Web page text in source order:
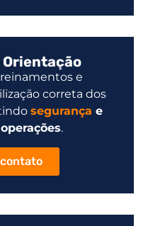
e
correta dos
segurança e
.